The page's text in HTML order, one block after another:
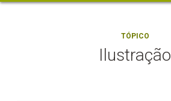
TÓPICO
Ilustração